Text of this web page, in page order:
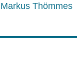
Markus Thömmes